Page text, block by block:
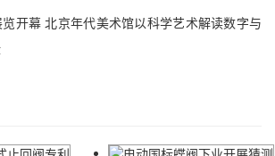
幕 北京年代美术馆以科学艺术解读数字与